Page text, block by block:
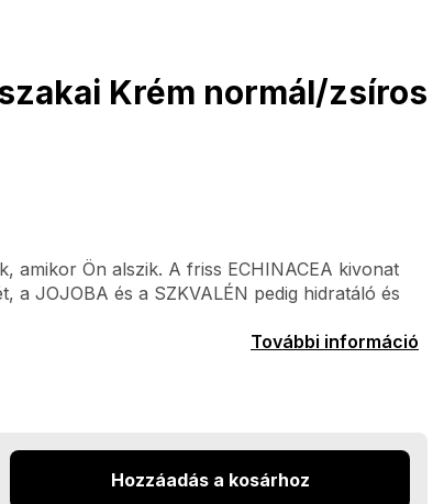
Krém normál/zsíros
amikor Ön alszik. A friss ECHINACEA kivonat
a JOJOBA és a SZKVALÉN pedig hidratáló és
További információ
Hozzáadás a kosárhoz